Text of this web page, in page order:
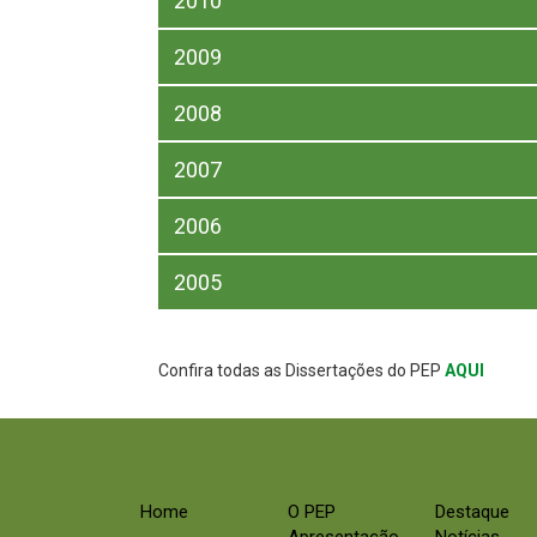
2009
2008
2007
2006
2005
Confira todas as Dissertações do PEP AQUI
Home
O PEP
Destaque